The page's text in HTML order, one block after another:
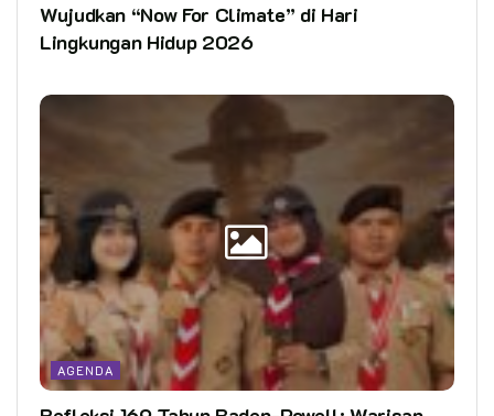
Wujudkan “Now For Climate” di Hari
Lingkungan Hidup 2026
AGENDA